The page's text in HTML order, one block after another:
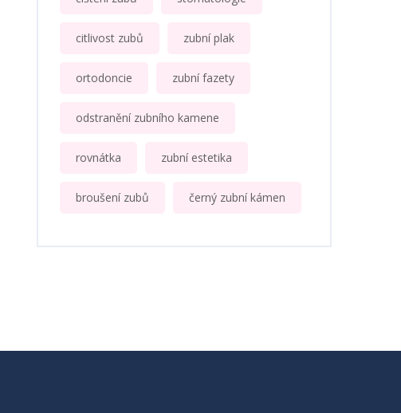
citlivost zubů zubní plak
ortodoncie zubní fazety
odstranění zubního kamene
rovnátka zubní estetika
broušení zubů černý zubní kámen